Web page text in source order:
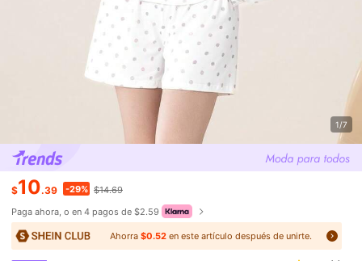
1/7
$10.39 -29% $14.69
Paga ahora, o en 4 pagos de $2.59
Ahorra $0.52en este artículo después de unirte.